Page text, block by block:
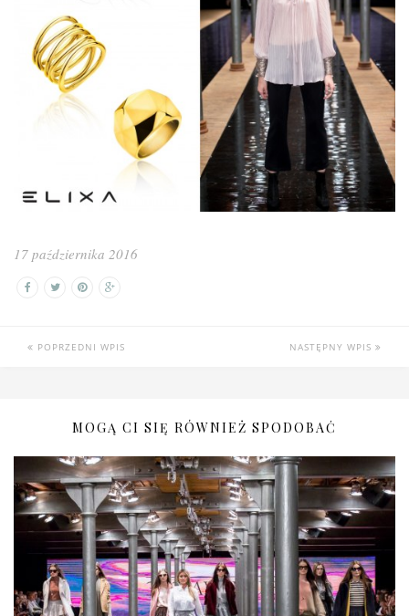
17 października 2016
POPRZEDNI WPIS NASTĘPNY WPIS
MOGĄ CI SIĘ RÓWNIEŻ SPODOBAĆ